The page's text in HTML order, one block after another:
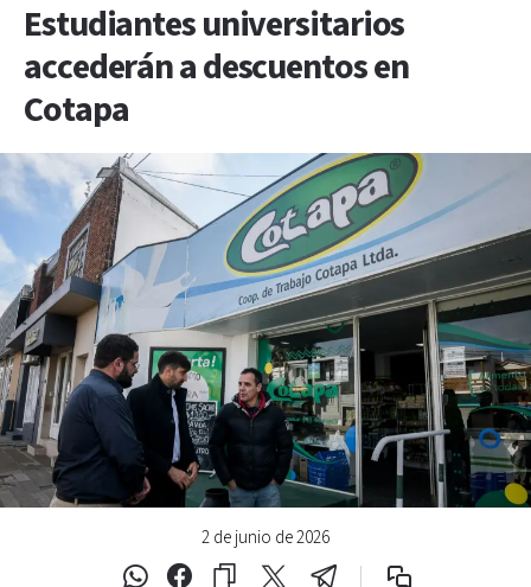
Estudiantes universitarios
accederán a descuentos en
Cotapa
2 de junio de 2026